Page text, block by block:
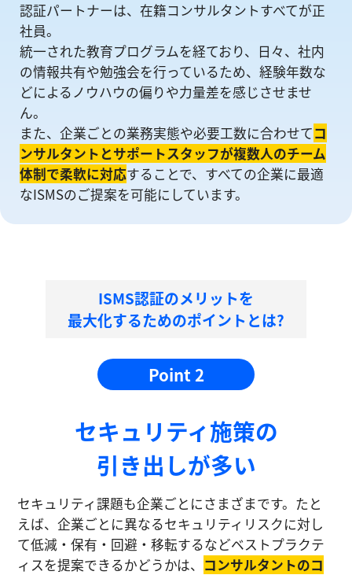
認証パートナーは、在籍コンサルタントすべてが正
社員。
統一された教育プログラムを経ており、日々、社内
の情報共有や勉強会を⾏っているため、経験年数な
どによるノウハウの偏りや⼒量差を感じさせませ
ん。
また、企業ごとの業務実態や必要工数に合わせてコ
ンサルタントとサポートスタッフが複数人のチーム
体制で柔軟に対応することで、すべての企業に最適
なISMSのご提案を可能にしています。
ISMS認証のメリットを
最大化するためのポイントとは?
Point 2
セキュリティ施策の
引き出しが多い
セキュリティ課題も企業ごとにさまざまです。たと
えば、企業ごとに異なるセキュリティリスクに対し
て低減・保有・回避・移転するなどベストプラクテ
ィスを提案できるかどうかは、 コンサルタントのコ